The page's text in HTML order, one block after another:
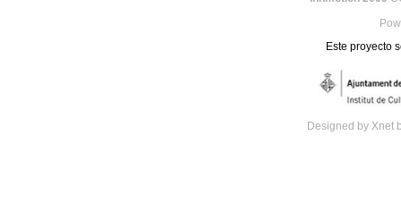
Este proyecto
Designed by Xnet